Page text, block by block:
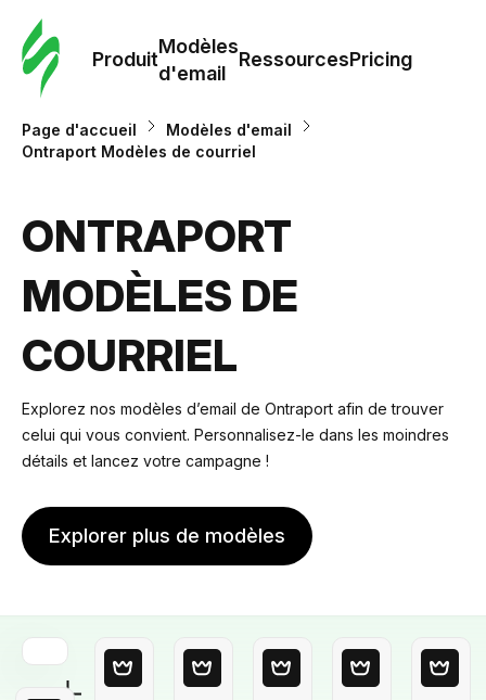
Produit
Modèles
d'email
RessourcesPricing
Page d'accueil
Modèles d'email
Ontraport Modèles de courriel
ONTRAPORT
MODÈLES DE
COURRIEL
Explorez nos modèles d’email de Ontraport afin de trouver
celui qui vous convient. Personnalisez-le dans les moindres
détails et lancez votre campagne !
Explorer plus de modèles